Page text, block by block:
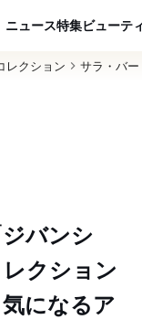
ニュース特集ビューテ
レクション サラ・バ
バンシ
クション
になるア